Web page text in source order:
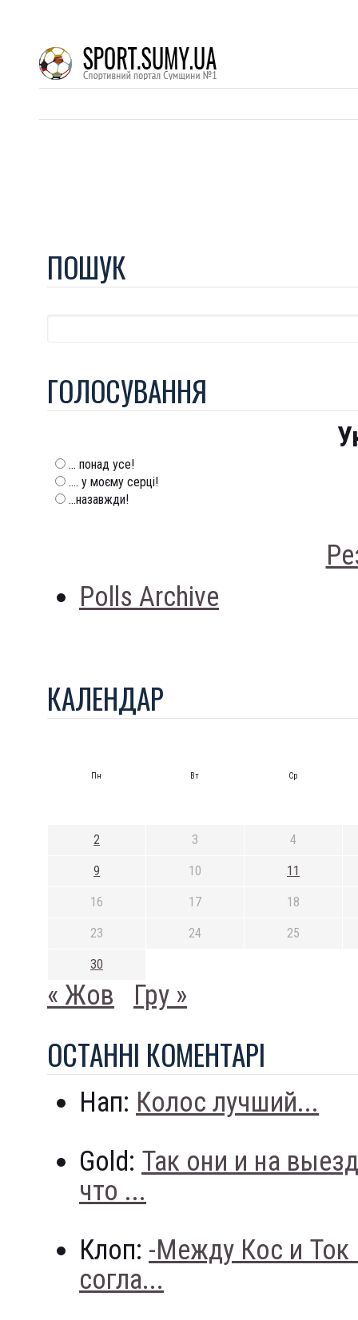
ПОШУК
ГОЛОСУВАННЯ
... понад усе!
.... у моєму серці!
...назавжди!
Polls Archive
КАЛЕНДАР
Пн Вт Ср
2 3 4
9 10 11
16 17 18
23 24 25
30
« Жов Гру »
ОСТАННI КОМЕНТАРI
Нап: Колос лучший...
Gold: Так они и на
что ...
Клоп: -Между Кос и
согла...